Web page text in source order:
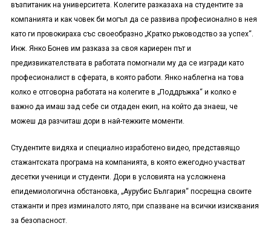
възпитаник на университета. Колегите разказаха на студентите за
компанията и как човек би могъл да се развива професионално в нея
като ги провокираха със своеобразно „Кратко ръководство за успех“.
Инж. Янко Бонев им разказа за своя кариерен път и
предизвикателствата в работата помогнали му да се изгради като
професионалист в сферата, в която работи. Янко наблегна на това
колко е отговорна работата на колегите в „Поддръжка“ и колко е
важно да имаш зад себе си отдаден екип, на който да знаеш, че
можеш да разчиташ дори в най-тежките моменти.
Студентите видяха и специално изработено видео, представящо
стажантската програма на компанията, в която ежегодно участват
десетки ученици и студенти. Дори в условията на усложнена
епидемиологична обстановка, „Аурубис България“ посрещна своите
стажанти и през изминалото лято, при спазване на всички изисквания
за безопасност.